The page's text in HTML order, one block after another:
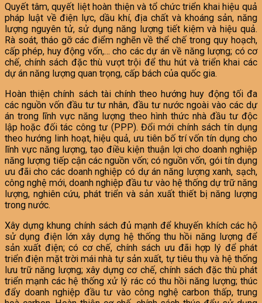
Quyết tâm, quyết liệt hoàn thiện và tổ chức triển khai hiệu quả
pháp luật về điện lực, dầu khí, địa chất và khoáng sản, năng
lượng nguyên tử, sử dụng năng lượng tiết kiệm và hiệu quả.
Rà soát, tháo gỡ các điểm nghẽn về thể chế trong quy hoạch,
cấp phép, huy động vốn,… cho các dự án về năng lượng; có cơ
chế, chính sách đặc thù vượt trội để thu hút và triển khai các
dự án năng lượng quan trọng, cấp bách của quốc gia.
Hoàn thiện chính sách tài chính theo hướng huy động tối đa
các nguồn vốn đầu tư tư nhân, đầu tư nước ngoài vào các dự
án trong lĩnh vực năng lượng theo hình thức nhà đầu tư độc
lập hoặc đối tác công tư (PPP). Đổi mới chính sách tín dụng
theo hướng linh hoạt, hiệu quả, ưu tiên bố trí vốn tín dụng cho
lĩnh vực năng lượng, tạo điều kiện thuận lợi cho doanh nghiệp
năng lượng tiếp cận các nguồn vốn; có nguồn vốn, gói tín dụng
ưu đãi cho các doanh nghiệp có dự án năng lượng xanh, sạch,
công nghệ mới, doanh nghiệp đầu tư vào hệ thống dự trữ năng
lượng, nghiên cứu, phát triển và sản xuất thiết bị năng lượng
trong nước.
Xây dựng khung chính sách đủ mạnh để khuyến khích các hộ
sử dụng điện lớn xây dựng hệ thống thu hồi năng lượng để
sản xuất điện; có cơ chế, chính sách ưu đãi hợp lý để phát
triển điện mặt trời mái nhà tự sản xuất, tự tiêu thụ và hệ thống
lưu trữ năng lượng; xây dựng cơ chế, chính sách đặc thù phát
triển mạnh các hệ thống xử lý rác có thu hồi năng lượng; thúc
đẩy doanh nghiệp đầu tư vào công nghệ carbon thấp, trung